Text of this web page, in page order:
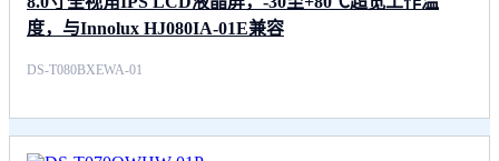
度，与Innolux HJ080IA-01E兼容
DS-T080BXEWA-01